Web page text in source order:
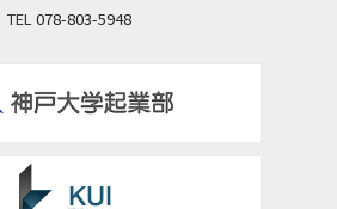
TEL078-803-5948